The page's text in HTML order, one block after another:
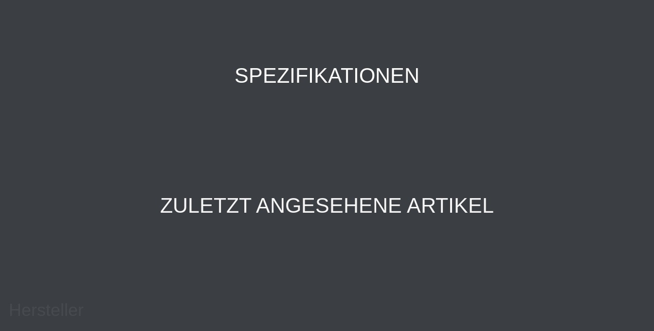
SPEZIFIKATIONEN
ZULETZT ANGESEHENE ARTIKEL